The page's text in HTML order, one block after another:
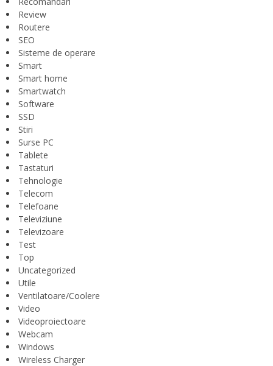
Review
Routere
SEO
Sisteme de operare
Smart
Smart home
Smartwatch
Software
SSD
Stiri
Surse PC
Tablete
Tastaturi
Tehnologie
Telecom
Telefoane
Televiziune
Televizoare
Test
Top
Uncategorized
Utile
Ventilatoare/Coolere
Video
Videoproiectoare
Webcam
Windows
Wireless Charger